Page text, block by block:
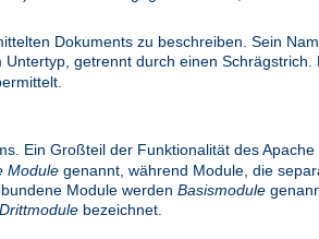
Dokuments zu beschreiben. Sein
getrennt durch einen Schrägstrich.
Ein Großteil der Funktionalität des
Module genannt, während Module, die
Module werden Basismodule
Drittmodule bezeichnet.